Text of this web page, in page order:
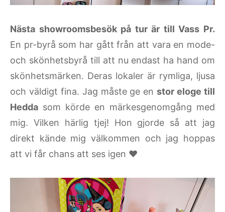
Nästa showroomsbesök på tur är till Vass Pr.
En pr-byrå som har gått från att vara en mode-
och skönhetsbyrå till att nu endast ha hand om
skönhetsmärken. Deras lokaler är rymliga, ljusa
och väldigt fina. Jag måste ge enstor eloge till
Hedda som körde en märkesgenomgång med
mig. Vilken härlig tjej! Hon gjorde så att jag
direkt kände mig välkommen och jag hoppas
att vi får chans att ses igen ♥